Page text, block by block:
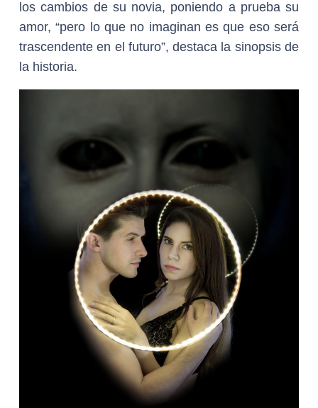
los cambios de su novia, poniendo a prueba su
amor, “pero lo que no imaginan es que eso será
trascendente en el futuro”, destaca la sinopsis de
la historia.